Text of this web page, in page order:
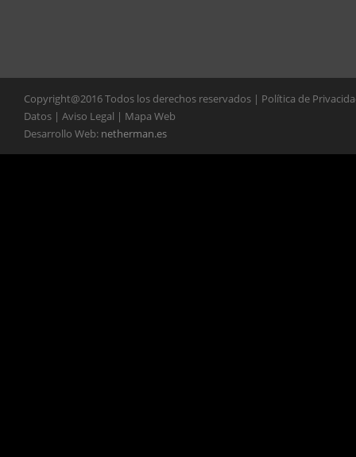
Copyright@2016 Todos los derechos reservados | Política de
Datos | Aviso Legal | Mapa Web
Desarrollo Web: netherman.es